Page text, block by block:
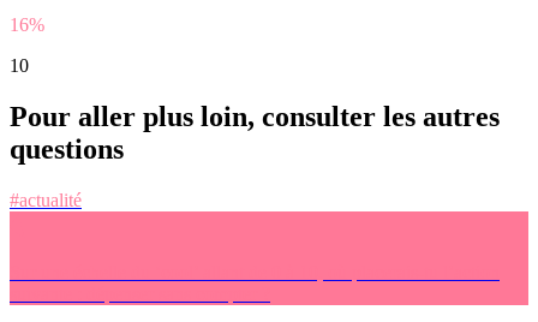
16%
10
Pour aller plus loin, consulter les autres
questions
#actualité